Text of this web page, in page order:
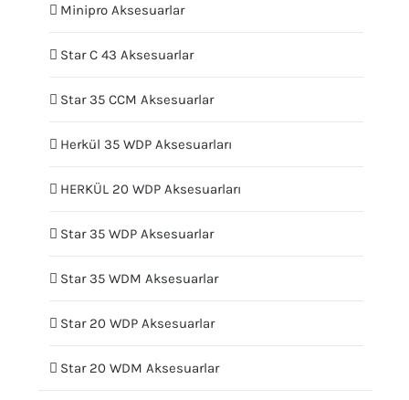
Minipro Aksesuarlar
Star C 43 Aksesuarlar
Star 35 CCM Aksesuarlar
Herkül 35 WDP Aksesuarları
HERKÜL 20 WDP Aksesuarları
Star 35 WDP Aksesuarlar
Star 35 WDM Aksesuarlar
Star 20 WDP Aksesuarlar
Star 20 WDM Aksesuarlar